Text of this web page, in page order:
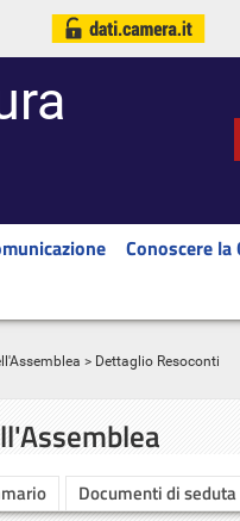
Conoscere la
> Dettaglio Resoconti
Documenti di seduta